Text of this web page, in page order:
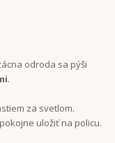
odroda sa pýši
.
za svetlom.
uložiť na policu.